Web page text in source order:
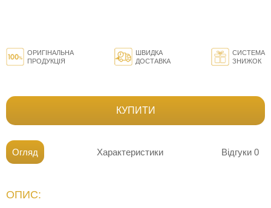
ОРИГІНАЛЬНА
ПРОДУКЦІЯ
ШВИДКА
ДОСТАВКА
СИСТЕМА
ЗНИЖОК
КУПИТИ
Огляд Характеристики Відгуки 0
ОПИС: